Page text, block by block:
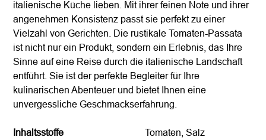
italienische Küche lieben. Mit ihrer feinen Note und ihrer
angenehmen Konsistenz passt sie perfekt zu einer
Vielzahl von Gerichten. Die rustikale Tomaten-Passata
ist nicht nur ein Produkt, sondern ein Erlebnis, das Ihre
Sinne auf eine Reise durch die italienische Landschaft
entführt. Sie ist der perfekte Begleiter für Ihre
kulinarischen Abenteuer und bietet Ihnen eine
unvergessliche Geschmackserfahrung.
Inhaltsstoffe
Tomaten, Salz